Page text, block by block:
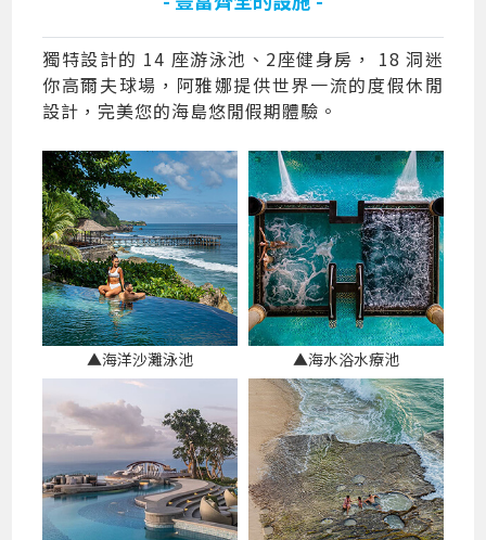
獨特設計的 14 座游泳池、2座健身房， 18 洞迷
你高爾夫球場，阿雅娜提供世界一流的度假休閒
設計，完美您的海島悠閒假期體驗。
▲海洋沙灘泳池 ▲海水浴水療池